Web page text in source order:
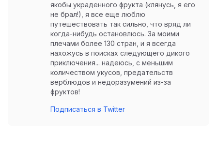
якобы украденного фрукта (клянусь, я его
не брал!), я все еще люблю
путешествовать так сильно, что вряд ли
когда-нибудь остановлюсь. За моими
плечами более 130 стран, и я всегда
нахожусь в поисках следующего дикого
приключения... надеюсь, с меньшим
количеством укусов, предательств
верблюдов и недоразумений из-за
фруктов!
Подписаться в Twitter